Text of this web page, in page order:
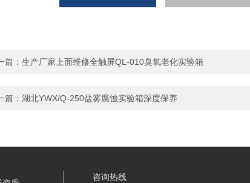
篇： 生产厂家上面维修全触屏QL-010臭氧老化实验箱
篇： 湖北YWX/Q-250盐雾腐蚀实验箱深度保养
咨询热线